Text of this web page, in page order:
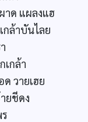
าด แผลงแฮ
กล้าบันไลย
เกล้า
ด วายเฮย
ยชีดง